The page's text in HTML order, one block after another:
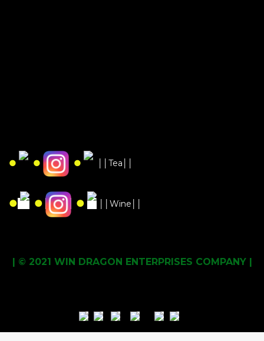
● ● ● ││Tea││
● ● ● ││Wine││
| © 2021 WIN DRAGON ENTERPRISES COMPANY |